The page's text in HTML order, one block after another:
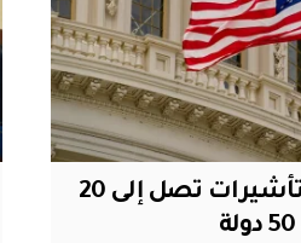
أميركا تقر سندات تأشيرات تصل إلى 20